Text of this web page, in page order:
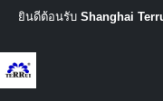
ยินดีต้อนรับ Shanghai